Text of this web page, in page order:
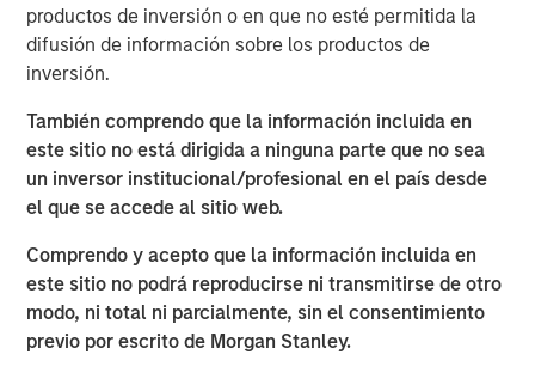
productos de inversión o en que no esté permitida la
difusión de información sobre los productos de
inversión.
También comprendo que la información incluida en
este sitio no está dirigida a ninguna parte que no sea
un inversor institucional/profesional en el país desde
el que se accede al sitio web.
Comprendo y acepto que la información incluida en
este sitio no podrá reproducirse ni transmitirse de otro
modo, ni total ni parcialmente, sin el consentimiento
previo por escrito de Morgan Stanley.
values of supporting clinical and surgical care across the
full spectrum of ophthalmology.
“What attracted us to UVP was their shared commitment
to excellence in both clinical care and patient
experience,” said Dr. Dain B. Brooks. “Their values align
closely with ours—rooted in integrity, innovation, and a
deep respect for physician leadership. We’re excited to
grow together while continuing to serve our community
with the highest standard of care.”
“We are excited to welcome Dr. Brooks and his practice to
UVP,” said Martin Rash, CEO of UVP. “Their focus and